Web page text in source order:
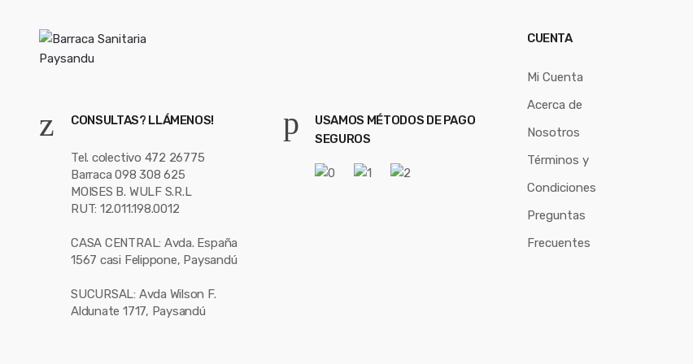
CONSULTAS? LLÁMENOS!
Tel. colectivo 472 26775
Barraca 098 308 625
MOISES B. WULF S.R.L
RUT: 12.011.198.0012
CASA CENTRAL: Avda. España
1567 casi Felippone, Paysandú
SUCURSAL: Avda Wilson F.
Aldunate 1717, Paysandú
USAMOS MÉTODOS DE PAGO
SEGUROS
CUENTA
Mi Cuenta
Acerca de
Nosotros
Términos y
Condiciones
Preguntas
Frecuentes